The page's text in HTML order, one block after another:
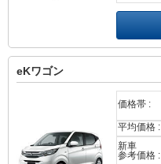
eKワゴン
価格帯 :
平均価格 :
新車
参考価格 :